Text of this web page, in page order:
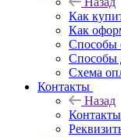
Как
Как
Способы
Способы
Схема
Контакты
Назад
Контакты